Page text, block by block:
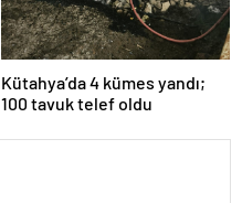
Kütahya’da 4 kümes yandı;
100 tavuk telef oldu